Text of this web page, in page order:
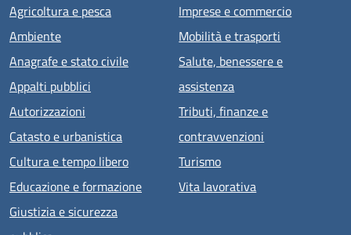
Agricoltura e pesca
Ambiente
Anagrafe e stato civile
Appalti pubblici
Autorizzazioni
Catasto e urbanistica
Cultura e tempo libero
Educazione e formazione
Giustizia e sicurezza
Imprese e commercio
Mobilità e trasporti
Salute, benessere e
assistenza
Tributi, finanze e
contravvenzioni
Turismo
Vita lavorativa